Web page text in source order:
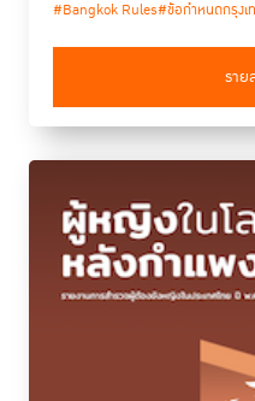
#Bangkok Rules#ข้อกำหนดกรุงเ
ราย